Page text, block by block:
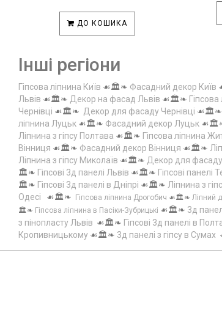
ДО КОШИКА
Інші регіони
Гіпсова ліпнина Київ ☙🏛️❧ Фасадний декор Київ
Львів ☙🏛️❧ Декор на фасад Львів ☙🏛️❧
Чернівці ☙🏛️❧ Декор для фасаду Чернівці ☙🏛️❧
ліпнина Луцьк ☙🏛️❧ Фасадний декор Луцьк
Ліпнина з гіпсу Полтава ☙🏛️❧ Гіпсова ліпнина
Вінниця ☙🏛️❧ Фасадний декор Вінниця ☙🏛️❧
Ліпнина з гіпсу Миколаїв ☙🏛️❧ Декор для
🏛️❧ Гіпсові 3д панелі Львів ☙🏛️❧ Гіпсові панелі
🏛️❧ Гіпсові 3д панелі в Дніпрі ☙🏛️❧ Ліпнина з
Одесі ☙🏛️❧ Гіпсова ліпнина Дрогобич ☙🏛️❧ Ліпний
🏛️❧ Гіпсова ліпнина в Пасіки-Зубрицькі ☙🏛️❧ 3д
з пінопласту Львів ☙🏛️❧ Гіпсові 3д панелі в
Кропивницькому ☙🏛️❧ 3д панелі з гіпсу в Сумах